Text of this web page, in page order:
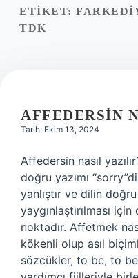
Yasal Uyarı
ETIKET:
TDK
AFFEDERSIN
Tarih: Ekim 13, 2024
Affedersin nasıl
doğru yazımı
yanlıştır ve dilin doğru
yaygınlaştırılması
noktadır. Affetmek
kökenli olup asıl
sözcükler, to be, to